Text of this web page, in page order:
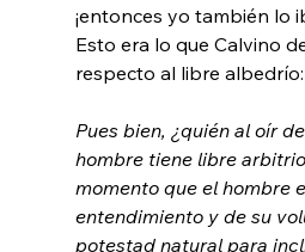
¡entonces yo también lo
Esto era lo que Calvino
Pues bien, ¿quién al oír
hombre tiene libre
momento que el hombre
entendimiento y de su
potestad natural para